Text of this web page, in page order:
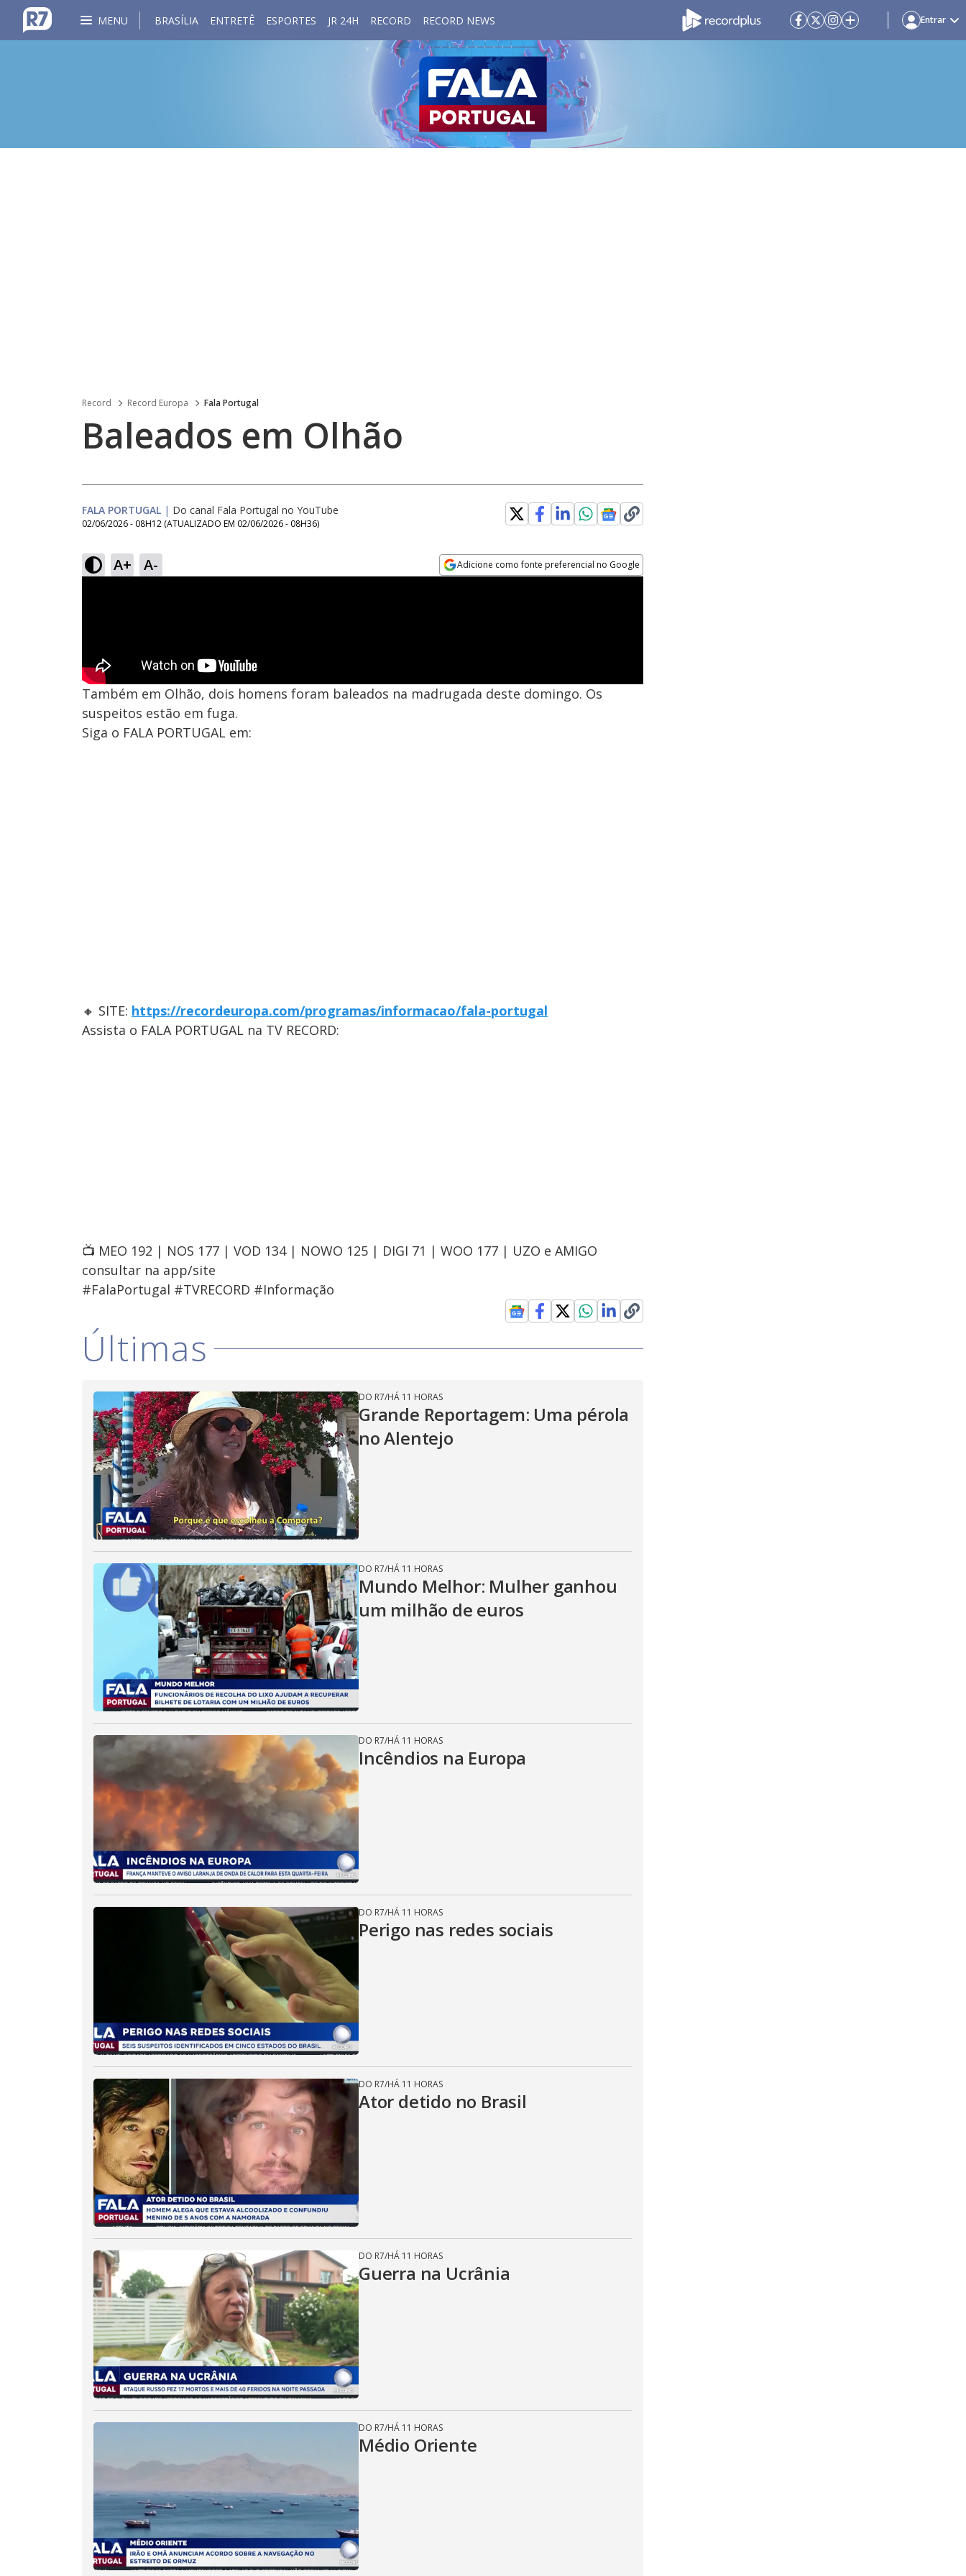
MENU BRASÍLIA ENTRETÊ ESPORTES JR 24H RECORD RECORD NEWS Entrar
Record Record Europa Fala Portugal
Baleados em Olhão
FALA PORTUGAL | Do canal Fala Portugal no YouTube
02/06/2026 - 08H12 (ATUALIZADO EM 02/06/2026 - 08H36)
A+ A- Adicione como fonte preferencial no Google
Também em Olhão, dois homens foram baleados na madrugada deste domingo. Os
suspeitos estão em fuga.
Siga o FALA PORTUGAL em:
🔸 SITE: https://recordeuropa.com/programas/informacao/fala-portugal
Assista o FALA PORTUGAL na TV RECORD:
📺 MEO 192 | NOS 177 | VOD 134 | NOWO 125 | DIGI 71 | WOO 177 | UZO e AMIGO
consultar na app/site
#FalaPortugal #TVRECORD #Informação
Últimas
DO R7/HÁ 11 HORAS
Grande Reportagem: Uma pérola
no Alentejo
DO R7/HÁ 11 HORAS
Mundo Melhor: Mulher ganhou
um milhão de euros
DO R7/HÁ 11 HORAS
Incêndios na Europa
DO R7/HÁ 11 HORAS
Perigo nas redes sociais
DO R7/HÁ 11 HORAS
Ator detido no Brasil
DO R7/HÁ 11 HORAS
Guerra na Ucrânia
DO R7/HÁ 11 HORAS
Médio Oriente